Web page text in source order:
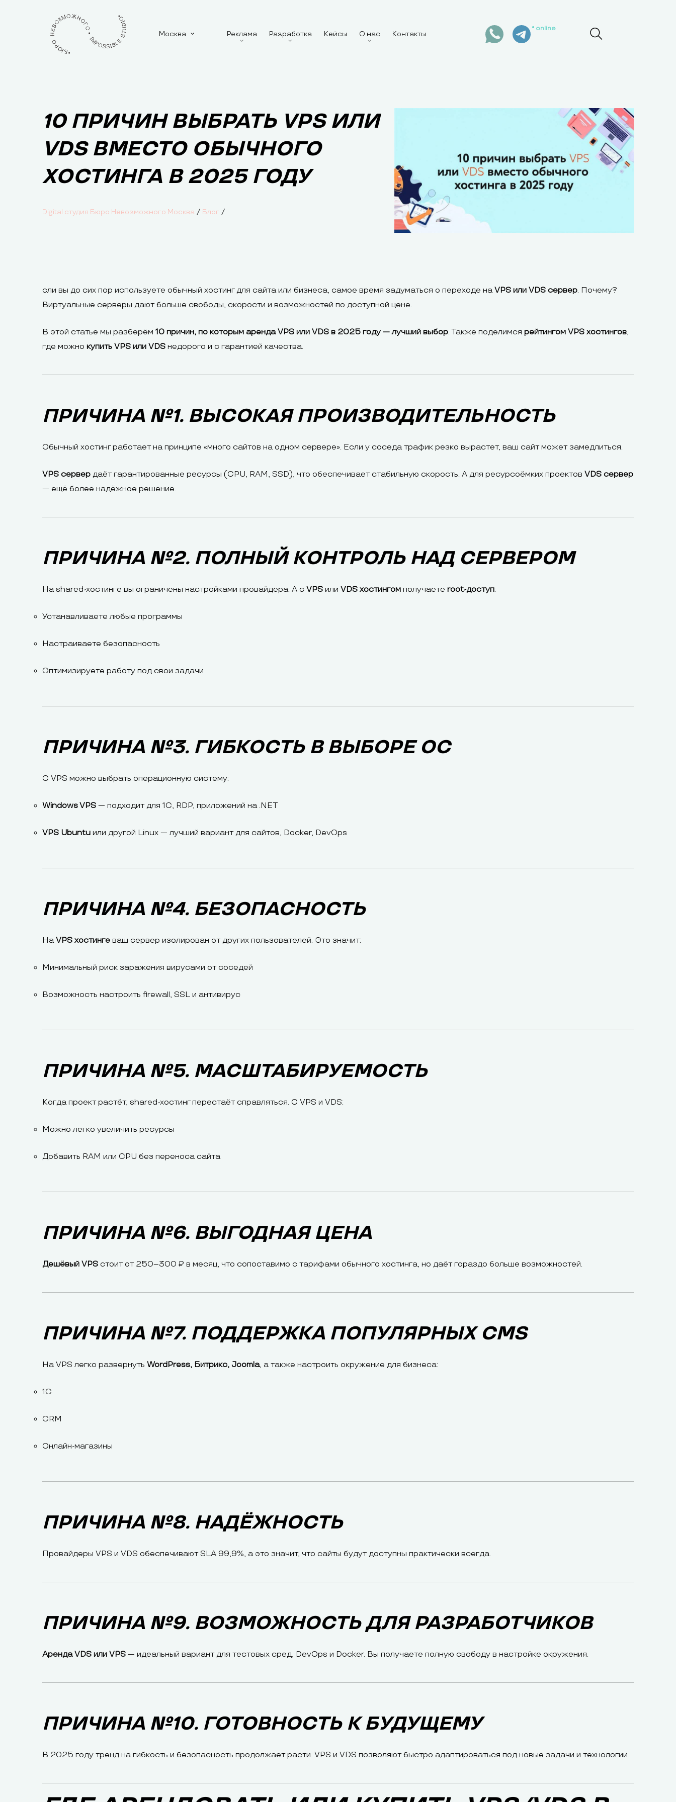
Москва Реклама Разработка Кейсы О нас Контакты
online
10 ПРИЧИН ВЫБРАТЬ VPS ИЛИ
VDS ВМЕСТО ОБЫЧНОГО
ХОСТИНГА В 2025 ГОДУ
Digital студия Бюро Невозможного Москва / Блог /
сли вы до сих пор используете обычный хостинг для сайта или бизнеса, самое время задуматься о переходе наVPS или VDS сервер. Почему?
Виртуальные серверы дают больше свободы, скорости и возможностей по доступной цене.
В этой статье мы разберём 10 причин, по которым аренда VPS или VDS в 2025 году — лучший выбор. Также поделимся рейтингом VPS хостингов,
где можно купить VPS или VDS недорого и с гарантией качества.
ПРИЧИНА №1. ВЫСОКАЯ ПРОИЗВОДИТЕЛЬНОСТЬ
Обычный хостинг работает на принципе «много сайтов на одном сервере». Если у соседа трафик резко вырастет, ваш сайт может замедлиться.
VPS сервер даёт гарантированные ресурсы (CPU, RAM, SSD), что обеспечивает стабильную скорость. А для ресурсоёмких проектов VDS сервер
— ещё более надёжное решение.
ПРИЧИНА №2. ПОЛНЫЙ КОНТРОЛЬ НАД СЕРВЕРОМ
На shared-хостинге вы ограничены настройками провайдера. А с VPS или VDS хостингом получаете root-доступ:
Устанавливаете любые программы
Настраиваете безопасность
Оптимизируете работу под свои задачи
ПРИЧИНА №3. ГИБКОСТЬ В ВЫБОРЕ ОС
С VPS можно выбрать операционную систему:
Windows VPS — подходит для 1С, RDP, приложений на .NET
VPS Ubuntu или другой Linux — лучший вариант для сайтов, Docker, DevOps
ПРИЧИНА №4. БЕЗОПАСНОСТЬ
НаVPS хостинге ваш сервер изолирован от других пользователей. Это значит:
Минимальный риск заражения вирусами от соседей
Возможность настроить firewall, SSL и антивирус
ПРИЧИНА №5. МАСШТАБИРУЕМОСТЬ
Когда проект растёт, shared-хостинг перестаёт справляться. С VPS и VDS:
Можно легко увеличить ресурсы
Добавить RAM или CPU без переноса сайта
ПРИЧИНА №6. ВЫГОДНАЯ ЦЕНА
Дешёвый VPS стоит от 250–300 ₽ в месяц, что сопоставимо с тарифами обычного хостинга, но даёт гораздо больше возможностей.
ПРИЧИНА №7. ПОДДЕРЖКА ПОПУЛЯРНЫХ CMS
На VPS легко развернуть WordPress, Битрикс, Joomla, а также настроить окружение для бизнеса:
1С
CRM
Онлайн-магазины
ПРИЧИНА №8. НАДЁЖНОСТЬ
Провайдеры VPS и VDS обеспечивают SLA 99,9%, а это значит, что сайты будут доступны практически всегда.
ПРИЧИНА №9. ВОЗМОЖНОСТЬ ДЛЯ РАЗРАБОТЧИКОВ
Аренда VDS или VPS — идеальный вариант для тестовых сред, DevOps и Docker. Вы получаете полную свободу в настройке окружения.
ПРИЧИНА №10. ГОТОВНОСТЬ К БУДУЩЕМУ
В 2025 году тренд на гибкость и безопасность продолжает расти. VPS и VDS позволяют быстро адаптироваться под новые задачи и технологии.